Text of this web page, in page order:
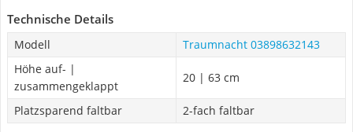
Technische Details
Modell
Traumnacht 03898632143
Höhe auf- |
zusammengeklappt
20 | 63 cm
Platzsparend faltbar 2-fach faltbar